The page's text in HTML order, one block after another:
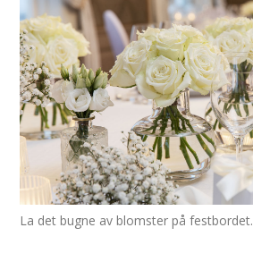
La det bugne av blomster på festbordet.